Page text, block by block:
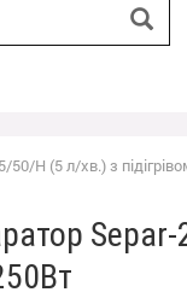
Н (5 л/хв.) з